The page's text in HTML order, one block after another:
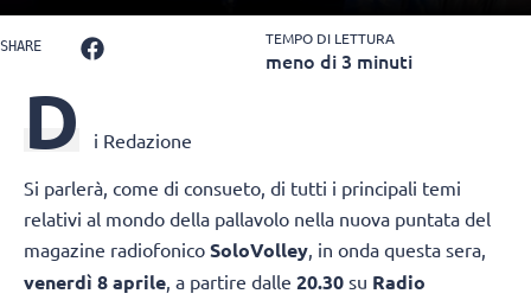
SHARE TEMPO DI LETTURA
meno di 3 minuti
D i Redazione
Si parlerà, come di consueto, di tutti i principali temi
relativi al mondo della pallavolo nella nuova puntata del
magazine radiofonico SoloVolley, in onda questa sera,
venerdì 8 aprile, a partire dalle 20.30 su Radio